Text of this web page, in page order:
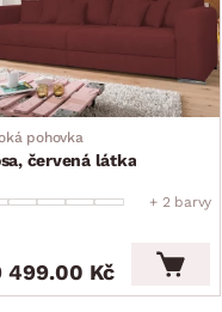
s polštáři: 85 cm
chromový lesk/zadní
sedačky
pohovka
červená látka
+ 2 barvy
499.00 Kč